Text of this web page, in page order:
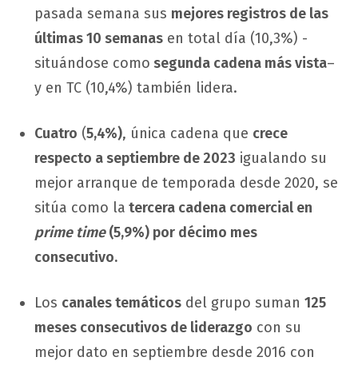
pasada semana sus mejores registros de las
últimas 10 semanas en total día (10,3%) -
situándose como segunda cadena más vista–
y en TC (10,4%) también lidera.
Cuatro (5,4%), única cadena que crece
respecto a septiembre de 2023 igualando su
mejor arranque de temporada desde 2020, se
sitúa como la tercera cadena comercial en
prime time(5,9%) por décimo mes
consecutivo.
Los canales temáticos del grupo suman 125
meses consecutivos de liderazgo con su
mejor dato en septiembre desde 2016 con